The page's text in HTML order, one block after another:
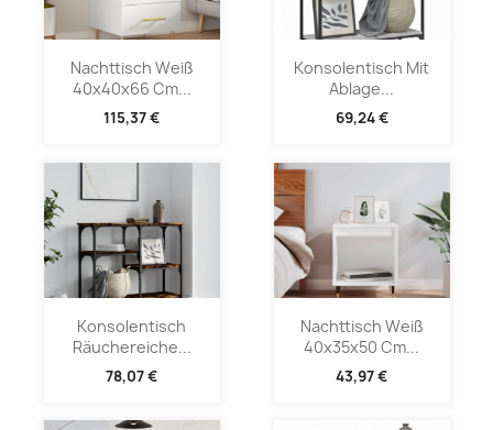
Nachttisch Weiß
40x40x66 Cm...
115,37 €
Konsolentisch Mit
Ablage...
69,24 €
Konsolentisch
Räuchereiche...
78,07 €
Nachttisch Weiß
40x35x50 Cm...
43,97 €